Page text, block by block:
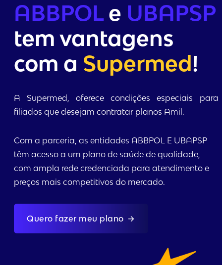
ABBPOLe UBAPSP
tem vantagens
com a Supermed!
A Supermed, oferece condições especiais para
filiados que desejam contratar planos Amil.
Com a parceria, as entidades ABBPOL E UBAPSP
têm acesso a um plano de saúde de qualidade,
com ampla rede credenciada para atendimento e
preços mais competitivos do mercado.
Quero fazer meu plano